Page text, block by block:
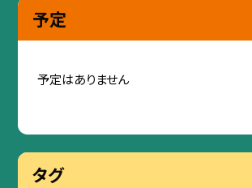
予定
予定はありません
タグ